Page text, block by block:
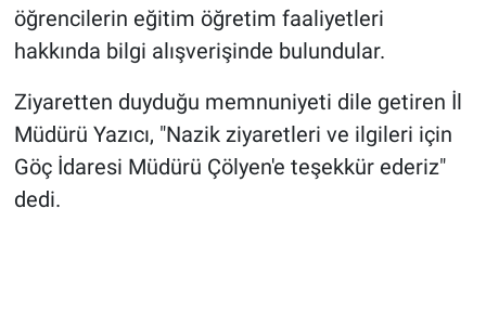
öğrencilerin eğitim öğretim faaliyetleri
hakkında bilgi alışverişinde bulundular.
Ziyaretten duyduğu memnuniyeti dile getiren İl
Müdürü Yazıcı, "Nazik ziyaretleri ve ilgileri için
Göç İdaresi Müdürü Çölyen'e teşekkür ederiz"
dedi.
Kayseri
Aksaray
Kırşehir